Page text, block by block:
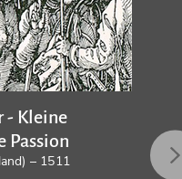
- Kleine
Passion
– 1511